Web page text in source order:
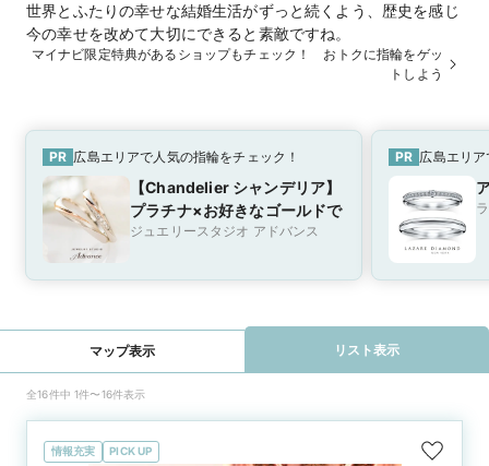
世界とふたりの幸せな結婚生活がずっと続くよう、歴史を感じ
今の幸せを改めて大切にできると素敵ですね。
マイナビ限定特典があるショップもチェック！ おトクに指輪をゲッ
トしよう
PR 広島エリアで人気の指輪をチェック！
【Chandelier シャンデリア】
プラチナ×お好きなゴールドで
ジュエリースタジオ アドバンス
PR 広島エリ
マップ表示 リスト表示
全16件中 1件〜16件表示
情報充実 PICK UP